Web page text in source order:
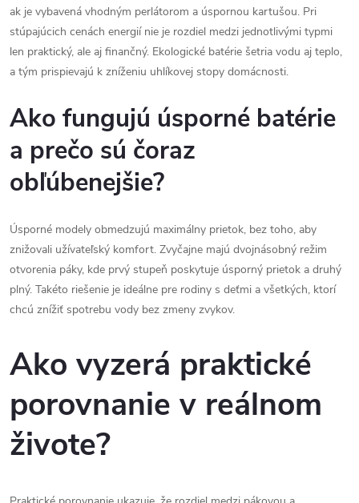
ak je vybavená vhodným perlátorom a úspornou kartušou. Pri
stúpajúcich cenách energií nie je rozdiel medzi jednotlivými typmi
len praktický, ale aj finančný. Ekologické batérie šetria vodu aj teplo,
a tým prispievajú k zníženiu uhlíkovej stopy domácnosti.
Ako fungujú úsporné batérie
a prečo sú čoraz
obľúbenejšie?
Úsporné modely obmedzujú maximálny prietok, bez toho, aby
znižovali užívateľský komfort. Zvyčajne majú dvojnásobný režim
otvorenia páky, kde prvý stupeň poskytuje úsporný prietok a druhý
plný. Takéto riešenie je ideálne pre rodiny s deťmi a všetkých, ktorí
chcú znížiť spotrebu vody bez zmeny zvykov.
Ako vyzerá praktické
porovnanie v reálnom
živote?